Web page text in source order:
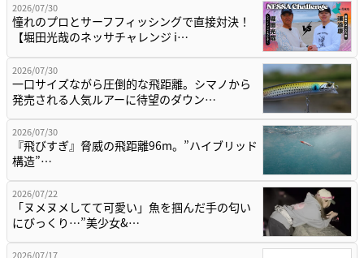
2026/07/30
憧れのプロとサーフフィッシングで直接対決！
【堀田光哉のネッサチャレンジ i…
2026/07/30
一口サイズながら圧倒的な飛距離。シマノから
発売される人気ルアーに待望のダウン…
2026/07/30
『飛びすぎ』脅威の飛距離96m。”ハイブリッド
構造”…
2026/07/22
「ヌメヌメしてて可愛い」魚を掴んだ手の匂い
にびっくり…”美少女&…
2026/07/17